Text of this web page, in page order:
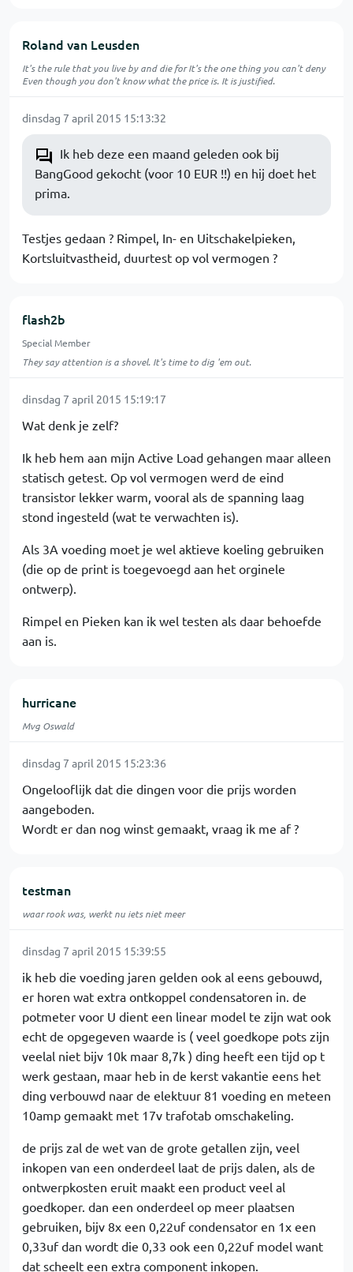
Roland van Leusden
It's the rule that you live by and die for It's the one thing you can't deny
Even though you don't know what the price is. It is justified.
dinsdag 7 april 2015 15:13:32
Ik heb deze een maand geleden ook bij
BangGood gekocht (voor 10 EUR !!) en hij doet het
prima.
Testjes gedaan ? Rimpel, In- en Uitschakelpieken,
Kortsluitvastheid, duurtest op vol vermogen ?
flash2b
Special Member
They say attention is a shovel. It's time to dig 'em out.
dinsdag 7 april 2015 15:19:17
Wat denk je zelf?
Ik heb hem aan mijn Active Load gehangen maar alleen
statisch getest. Op vol vermogen werd de eind
transistor lekker warm, vooral als de spanning laag
stond ingesteld (wat te verwachten is).
Als 3A voeding moet je wel aktieve koeling gebruiken
(die op de print is toegevoegd aan het orginele
ontwerp).
Rimpel en Pieken kan ik wel testen als daar behoefde
aan is.
hurricane
Mvg Oswald
dinsdag 7 april 2015 15:23:36
Ongelooflijk dat die dingen voor die prijs worden
aangeboden.
Wordt er dan nog winst gemaakt, vraag ik me af ?
testman
waar rook was, werkt nu iets niet meer
dinsdag 7 april 2015 15:39:55
ik heb die voeding jaren gelden ook al eens gebouwd,
er horen wat extra ontkoppel condensatoren in. de
potmeter voor U dient een linear model te zijn wat ook
echt de opgegeven waarde is ( veel goedkope pots zijn
veelal niet bijv 10k maar 8,7k ) ding heeft een tijd op t
werk gestaan, maar heb in de kerst vakantie eens het
ding verbouwd naar de elektuur 81 voeding en meteen
10amp gemaakt met 17v trafotab omschakeling.
de prijs zal de wet van de grote getallen zijn, veel
inkopen van een onderdeel laat de prijs dalen, als de
ontwerpkosten eruit maakt een product veel al
goedkoper. dan een onderdeel op meer plaatsen
gebruiken, bijv 8x een 0,22uf condensator en 1x een
0,33uf dan wordt die 0,33 ook een 0,22uf model want
dat scheelt een extra component inkopen.